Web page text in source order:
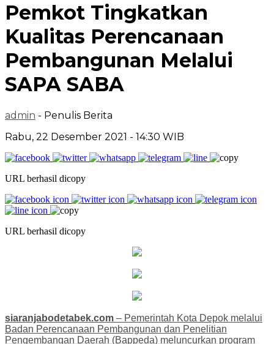
Pemkot Tingkatkan
Kualitas Perencanaan
Pembangunan Melalui
SAPA SABA
admin - Penulis Berita
Rabu, 22 Desember 2021 - 14:30 WIB
URL berhasil dicopy
URL berhasil dicopy
siaranjabodetabek.com – Pemerintah Kota Depok melalui
Badan Perencanaan Pembangunan dan Penelitian
Pengembangan Daerah (Bappeda) meluncurkan program